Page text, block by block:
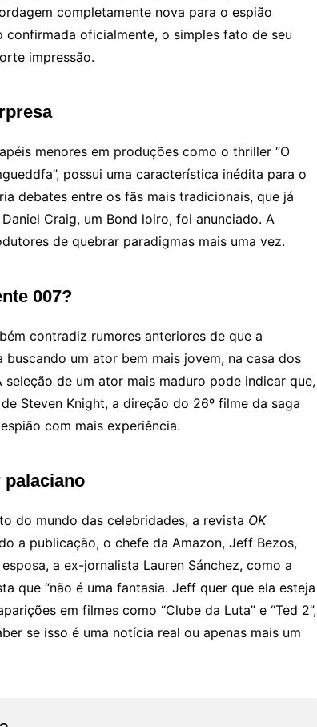
completamente nova para o espião
oficialmente, o simples fato de seu
impressão.
menores em produções como o thriller “O
possui uma característica inédita para o
debates entre os fãs mais tradicionais, que já
Craig, um Bond loiro, foi anunciado. A
de quebrar paradigmas mais uma vez.
007?
contradiz rumores anteriores de que a
um ator bem mais jovem, na casa dos
de um ator mais maduro pode indicar que,
Steven Knight, a direção do 26º filme da saga
com mais experiência.
do mundo das celebridades, a revista OK
a publicação, o chefe da Amazon, Jeff Bezos,
a ex-jornalista Lauren Sánchez, como a
que “não é uma fantasia. Jeff quer que ela esteja
em filmes como “Clube da Luta” e “Ted 2”,
se isso é uma notícia real ou apenas mais um